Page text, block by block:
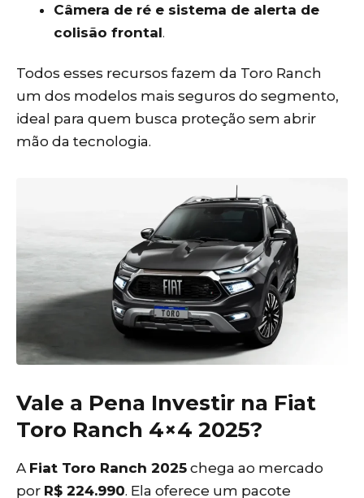
Câmera de ré e sistema de alerta de
colisão frontal.
Todos esses recursos fazem da Toro Ranch
um dos modelos mais seguros do segmento,
ideal para quem busca proteção sem abrir
mão da tecnologia.
Vale a Pena Investir na Fiat
Toro Ranch 4×4 2025?
A Fiat Toro Ranch 2025 chega ao mercado
por R$ 224.990. Ela oferece um pacote